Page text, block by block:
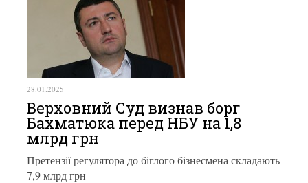
28.01.2025
Верховний Суд визнав борг
Бахматюка перед НБУ на 1,8
млрд грн
Претензії регулятора до біглого бізнесмена складають
7,9 млрд грн